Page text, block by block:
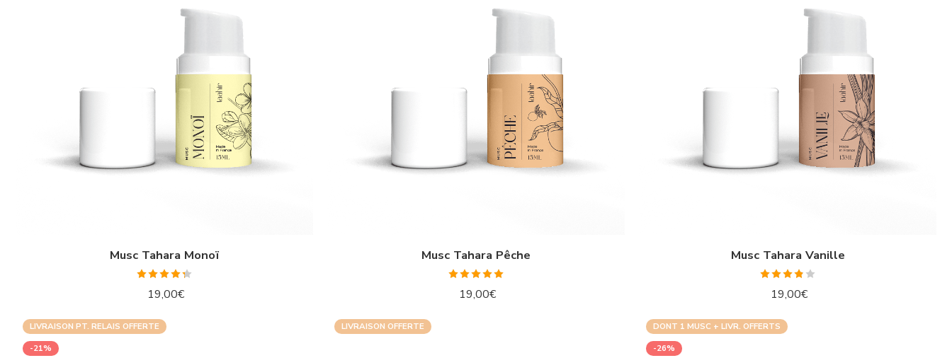
Musc Tahara Monoï
Note 4.30
19,00€
Musc Tahara Pêche
Note5.00
19,00€
Musc Tahara Vanille
Note
5
19,00€
LIVRAISON PT. RELAIS OFFERTE
-21%
LIVRAISON OFFERTE
DONT 1 MUSC + LIVR. OFFERTS
-26%